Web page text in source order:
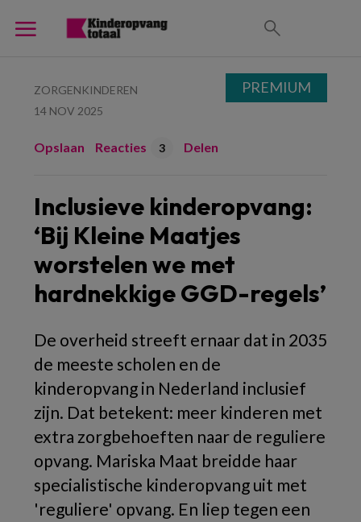
ZORGENKINDEREN
14 NOV 2025
Opslaan Reacties 3 Delen
Inclusieve kinderopvang:
‘Bij Kleine Maatjes
worstelen we met
hardnekkige GGD-regels’
De overheid streeft ernaar dat in 2035
de meeste scholen en de
kinderopvang in Nederland inclusief
zijn. Dat betekent: meer kinderen met
extra zorgbehoeften naar de reguliere
opvang. Mariska Maat breidde haar
specialistische kinderopvang uit met
'reguliere' opvang. En liep tegen een
PREMIUM